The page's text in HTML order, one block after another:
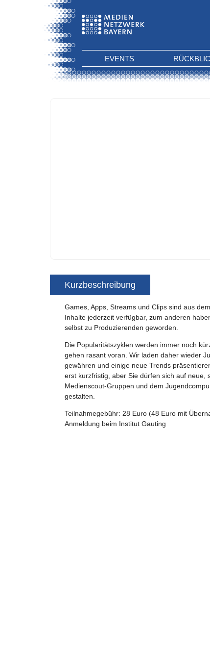
EVENTS
Kurzbeschreibung
Games, Apps, Streams und Clips sind aus
Inhalte jederzeit verfügbar, zum anderen
selbst zu Produzierenden geworden.
Die Popularitätszyklen werden immer noch
gehen rasant voran. Wir laden daher wieder
gewähren und einige neue Trends
erst kurzfristig, aber Sie dürfen sich auf
Medienscout-Gruppen und dem
gestalten.
Teilnahmegebühr: 28 Euro (48 Euro mit
Anmeldung beim Institut Gauting